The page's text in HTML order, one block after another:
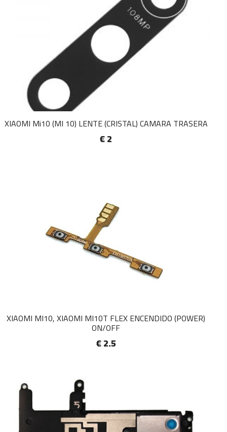
XIAOMI Mi10 (MI 10) LENTE (CRISTAL) CAMARA TRASERA
€ 2
XIAOMI MI10, XIAOMI MI10T FLEX ENCENDIDO (POWER)
ON/OFF
€ 2.5